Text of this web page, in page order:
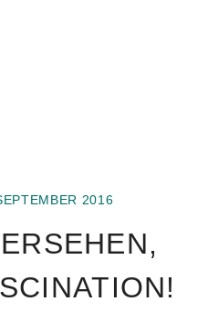
2016